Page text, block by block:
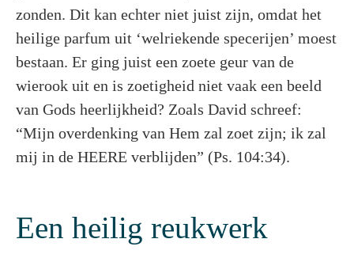
zonden. Dit kan echter niet juist zijn, omdat het
heilige parfum uit ‘welriekende specerijen’ moest
bestaan. Er ging juist een zoete geur van de
wierook uit en is zoetigheid niet vaak een beeld
van Gods heerlijkheid? Zoals David schreef:
“Mijn overdenking van Hem zal zoet zijn; ik zal
mij in de HEERE verblijden” (Ps. 104:34).
Een heilig reukwerk